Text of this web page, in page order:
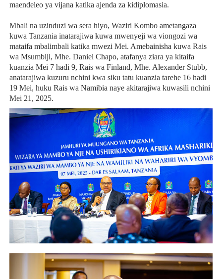
maendeleo ya vijana katika ajenda za kidiplomasia.
Mbali na uzinduzi wa sera hiyo, Waziri Kombo ametangaza
kuwa Tanzania inatarajiwa kuwa mwenyeji wa viongozi wa
mataifa mbalimbali katika mwezi Mei. Amebainisha kuwa Rais
wa Msumbiji, Mhe. Daniel Chapo, atafanya ziara ya kitaifa
kuanzia Mei 7 hadi 9, Rais wa Finland, Mhe. Alexander Stubb,
anatarajiwa kuzuru nchini kwa siku tatu kuanzia tarehe 16 hadi
19 Mei, huku Rais wa Namibia naye akitarajiwa kuwasili nchini
Mei 21, 2025.